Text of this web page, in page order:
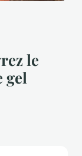
le
gel